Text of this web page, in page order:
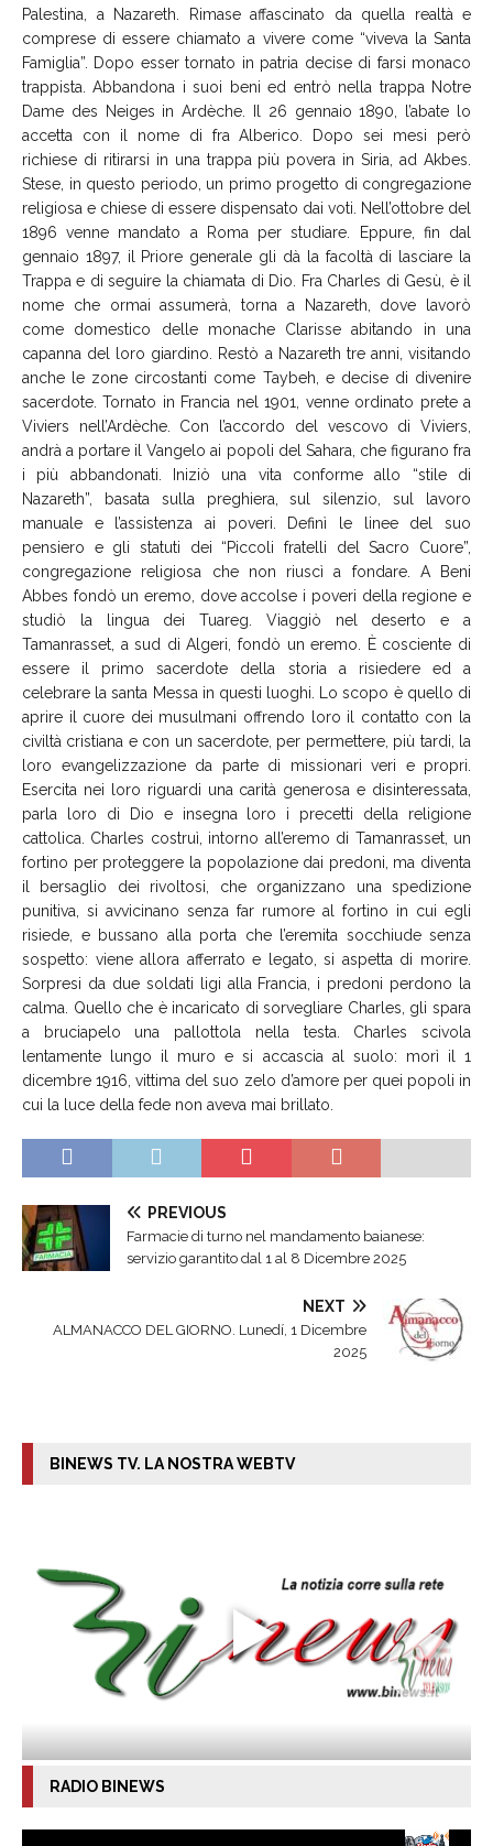
Palestina, a Nazareth. Rimase affascinato da quella realtà e
comprese di essere chiamato a vivere come “viveva la Santa
Famiglia”. Dopo esser tornato in patria decise di farsi monaco
trappista. Abbandona i suoi beni ed entrò nella trappa Notre
Dame des Neiges in Ardèche. Il 26 gennaio 1890, l’abate lo
accetta con il nome di fra Alberico. Dopo sei mesi però
richiese di ritirarsi in una trappa più povera in Siria, ad Akbes.
Stese, in questo periodo, un primo progetto di congregazione
religiosa e chiese di essere dispensato dai voti. Nell’ottobre del
1896 venne mandato a Roma per studiare. Eppure, fin dal
gennaio 1897, il Priore generale gli dà la facoltà di lasciare la
Trappa e di seguire la chiamata di Dio. Fra Charles di Gesù, è il
nome che ormai assumerà, torna a Nazareth, dove lavorò
come domestico delle monache Clarisse abitando in una
capanna del loro giardino. Restò a Nazareth tre anni, visitando
anche le zone circostanti come Taybeh, e decise di divenire
sacerdote. Tornato in Francia nel 1901, venne ordinato prete a
Viviers nell’Ardèche. Con l’accordo del vescovo di Viviers,
andrà a portare il Vangelo ai popoli del Sahara, che figurano fra
i più abbandonati. Iniziò una vita conforme allo “stile di
Nazareth”, basata sulla preghiera, sul silenzio, sul lavoro
manuale e l’assistenza ai poveri. Definì le linee del suo
pensiero e gli statuti dei “Piccoli fratelli del Sacro Cuore”,
congregazione religiosa che non riuscì a fondare. A Beni
Abbes fondò un eremo, dove accolse i poveri della regione e
studiò la lingua dei Tuareg. Viaggiò nel deserto e a
Tamanrasset, a sud di Algeri, fondò un eremo. È cosciente di
essere il primo sacerdote della storia a risiedere ed a
celebrare la santa Messa in questi luoghi. Lo scopo è quello di
aprire il cuore dei musulmani offrendo loro il contatto con la
civiltà cristiana e con un sacerdote, per permettere, più tardi, la
loro evangelizzazione da parte di missionari veri e propri.
Esercita nei loro riguardi una carità generosa e disinteressata,
parla loro di Dio e insegna loro i precetti della religione
cattolica. Charles costruì, intorno all’eremo di Tamanrasset, un
fortino per proteggere la popolazione dai predoni, ma diventa
il bersaglio dei rivoltosi, che organizzano una spedizione
punitiva, si avvicinano senza far rumore al fortino in cui egli
risiede, e bussano alla porta che l’eremita socchiude senza
sospetto: viene allora afferrato e legato, si aspetta di morire.
Sorpresi da due soldati ligi alla Francia, i predoni perdono la
calma. Quello che è incaricato di sorvegliare Charles, gli spara
a bruciapelo una pallottola nella testa. Charles scivola
lentamente lungo il muro e si accascia al suolo: morì il 1
dicembre 1916, vittima del suo zelo d’amore per quei popoli in
cui la luce della fede non aveva mai brillato.
PREVIOUS
Farmacie di turno nel mandamento baianese:
servizio garantito dal 1 al 8 Dicembre 2025
NEXT
ALMANACCO DEL GIORNO. Lunedí, 1 Dicembre
2025
BINEWS TV. LA NOSTRA WEBTV
RADIO BINEWS